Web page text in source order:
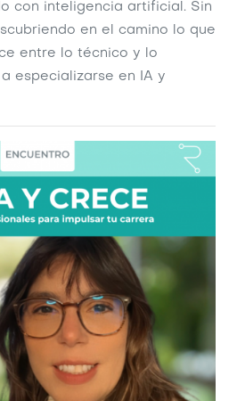
con inteligencia artificial. Sin
en el camino lo que
entre lo técnico y lo
especializarse en IA y